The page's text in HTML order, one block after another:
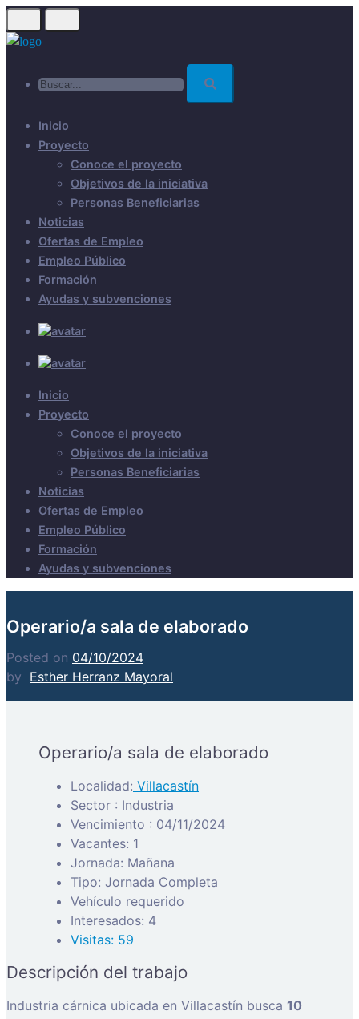
Skip
to
Inicio
Proyecto
Conoce el proyecto
Objetivos de la iniciativa
Personas Beneficiarias
Noticias
Ofertas de Empleo
Empleo Público
Formación
Ayudas y subvenciones
Inicio
Proyecto
Conoce el proyecto
Objetivos de la iniciativa
Personas Beneficiarias
Noticias
Ofertas de Empleo
Empleo Público
Formación
Ayudas y subvenciones
Operario/a sala de elaborado
Posted on 04/10/2024
by Esther Herranz Mayoral
Operario/a sala de elaborado
Localidad: Villacastín
Sector : Industria
Vencimiento : 04/11/2024
Vacantes: 1
Jornada: Mañana
Tipo: Jornada Completa
Vehículo requerido
Interesados: 4
Visitas: 59
Descripción del trabajo
Industria cárnica ubicada en Villacastín busca 10